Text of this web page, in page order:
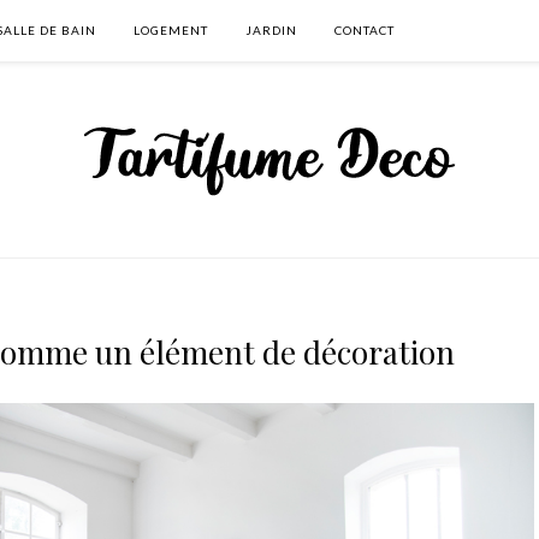
DE BAIN LOGEMENT JARDIN CONTACT
un élément de décoration